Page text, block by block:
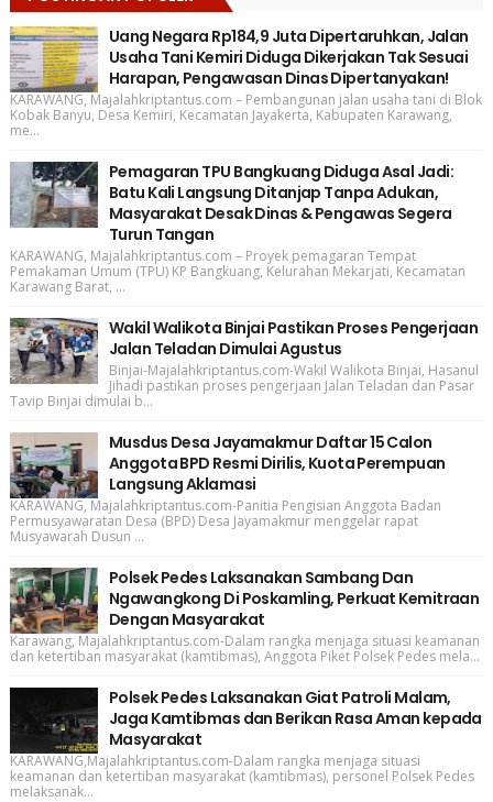
Uang Negara Rp184,9 Juta Dipertaruhkan, Jalan
Usaha Tani Kemiri Diduga Dikerjakan Tak Sesuai
Harapan, Pengawasan Dinas Dipertanyakan!
KARAWANG, Majalahkriptantus.com – Pembangunan jalan usaha tani di Blok
Kobak Banyu, Desa Kemiri, Kecamatan Jayakerta, Kabupaten Karawang,
me...
Pemagaran TPU Bangkuang Diduga Asal Jadi:
Batu Kali Langsung Ditanjap Tanpa Adukan,
Masyarakat Desak Dinas & Pengawas Segera
Turun Tangan
KARAWANG, Majalahkriptantus.com – Proyek pemagaran Tempat
Pemakaman Umum (TPU) KP Bangkuang, Kelurahan Mekarjati, Kecamatan
Karawang Barat, ...
Wakil Walikota Binjai Pastikan Proses Pengerjaan
Jalan Teladan Dimulai Agustus
Binjai-Majalahkriptantus.com-Wakil Walikota Binjai, Hasanul
Jihadi pastikan proses pengerjaan Jalan Teladan dan Pasar
Tavip Binjai dimulai b...
Musdus Desa Jayamakmur Daftar 15 Calon
Anggota BPD Resmi Dirilis, Kuota Perempuan
Langsung Aklamasi
KARAWANG, Majalahkriptantus.com-Panitia Pengisian Anggota Badan
Permusyawaratan Desa (BPD) Desa Jayamakmur menggelar rapat
Musyawarah Dusun ...
Polsek Pedes Laksanakan Sambang Dan
Ngawangkong Di Poskamling, Perkuat Kemitraan
Dengan Masyarakat
Karawang, Majalahkriptantus.com-Dalam rangka menjaga situasi keamanan
dan ketertiban masyarakat (kamtibmas), Anggota Piket Polsek Pedes mela...
Polsek Pedes Laksanakan Giat Patroli Malam,
Jaga Kamtibmas dan Berikan Rasa Aman kepada
Masyarakat
KARAWANG,Majalahkriptantus.com-Dalam rangka menjaga situasi
keamanan dan ketertiban masyarakat (kamtibmas), personel Polsek Pedes
melaksanak...